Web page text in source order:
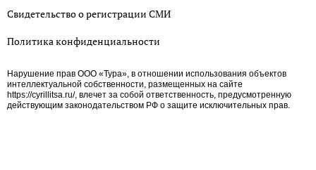
Свидетельство о регистрации СМИ
Политика конфиденциальности
Нарушение прав ООО «Тура», в отношении использования объектов
интеллектуальной собственности, размещенных на сайте
https://cyrillitsa.ru/, влечет за собой ответственность, предусмотренную
действующим законодательством РФ о защите исключительных прав.